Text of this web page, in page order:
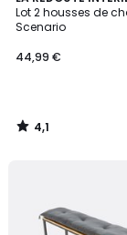
Lot 2 housses de
Scenario
44,99 €
/ 5
Couleurs
4,1
/